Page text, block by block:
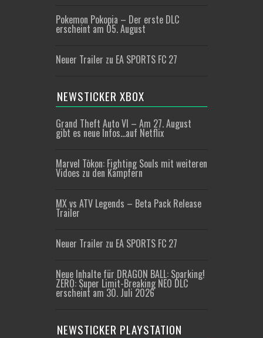
Pokemon Pokopia – Der erste DLC
erscheint am 05. August
Neuer Trailer zu EA SPORTS FC 27
NEWSTICKER XBOX
Grand Theft Auto VI – Am 27. August
gibt es neue Infos…auf Netflix
Marvel Tōkon: Fighting Souls mit weiteren
Vidoes zu den Kämpfern
MX vs ATV Legends – Beta Pack Release
Trailer
Neuer Trailer zu EA SPORTS FC 27
Neue Inhalte für DRAGON BALL: Sparking!
ZERO: Super Limit-Breaking NEO DLC
erscheint am 30. Juli 2026
NEWSTICKER PLAYSTATION